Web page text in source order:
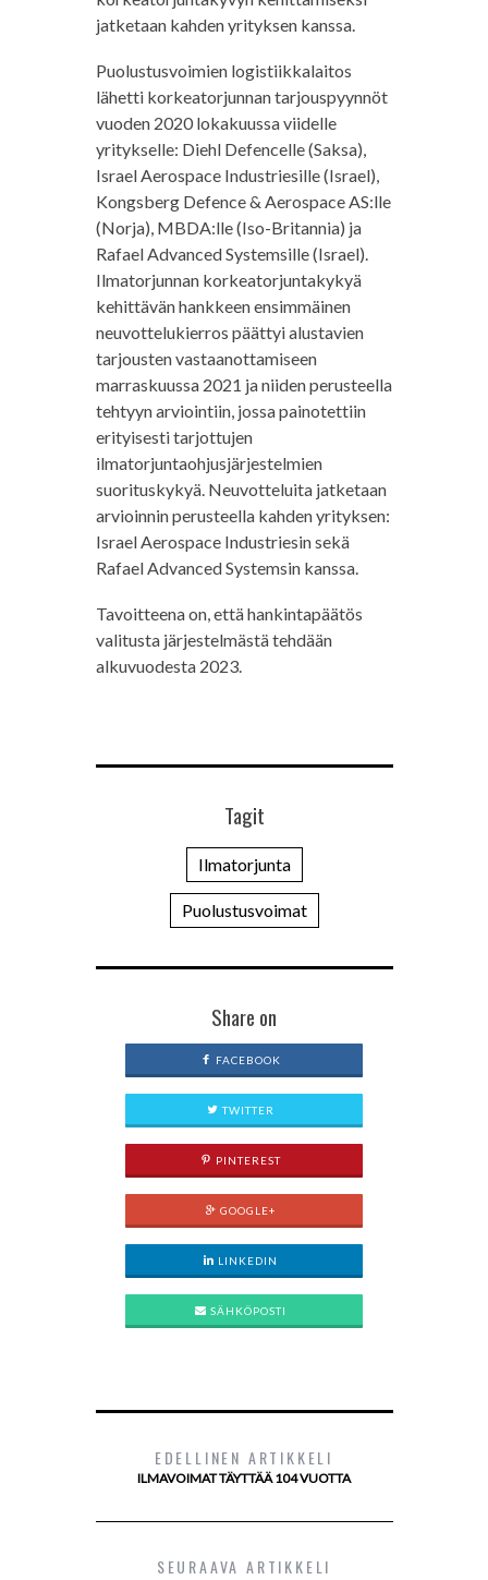
jatketaan kahden yrityksen kanssa.
Puolustusvoimien logistiikkalaitos
lähetti korkeatorjunnan tarjouspyynnöt
vuoden 2020 lokakuussa viidelle
yritykselle: Diehl Defencelle (Saksa),
Israel Aerospace Industriesille (Israel),
Kongsberg Defence & Aerospace AS:lle
(Norja), MBDA:lle (Iso-Britannia) ja
Rafael Advanced Systemsille (Israel).
Ilmatorjunnan korkeatorjuntakykyä
kehittävän hankkeen ensimmäinen
neuvottelukierros päättyi alustavien
tarjousten vastaanottamiseen
marraskuussa 2021 ja niiden perusteella
tehtyyn arviointiin, jossa painotettiin
erityisesti tarjottujen
ilmatorjuntaohjusjärjestelmien
suorituskykyä. Neuvotteluita jatketaan
arvioinnin perusteella kahden yrityksen:
Israel Aerospace Industriesin sekä
Rafael Advanced Systemsin kanssa.
Tavoitteena on, että hankintapäätös
valitusta järjestelmästä tehdään
alkuvuodesta 2023.
Tagit
Ilmatorjunta
Puolustusvoimat
Share on
FACEBOOK
TWITTER
PINTEREST
GOOGLE+
LINKEDIN
SÄHKÖPOSTI
EDELLINEN ARTIKKELI
ILMAVOIMAT TÄYTTÄÄ 104 VUOTTA
SEURAAVA ARTIKKELI